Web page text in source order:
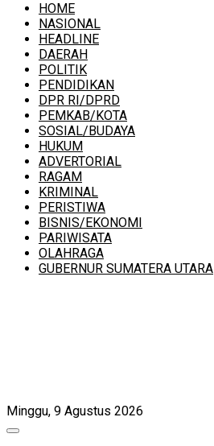
HOME
NASIONAL
HEADLINE
DAERAH
POLITIK
PENDIDIKAN
DPR RI/DPRD
PEMKAB/KOTA
SOSIAL/BUDAYA
HUKUM
ADVERTORIAL
RAGAM
KRIMINAL
PERISTIWA
BISNIS/EKONOMI
PARIWISATA
OLAHRAGA
GUBERNUR SUMATERA UTARA
Minggu, 9 Agustus 2026